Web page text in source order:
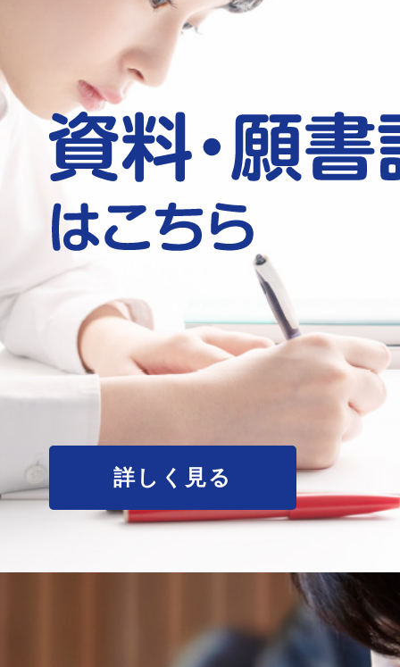
詳しく見る